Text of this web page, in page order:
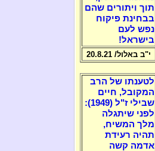
תוך ויתורים שהם
בבחינת פיקוח
נפש לעם
בישראל!
י"ב באלול/ 20.8.21
לטענתו של הרב
המקובל, חיים
שבילי ז"ל (1949):
לפני שיתגלה
מלך המשיח,
תהיה רעידת
אדמה קשה